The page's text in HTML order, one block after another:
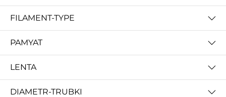
Not Found Filters1
Not Found Filters2
FILAMENT-TYPE
PAMYAT
LENTA
DIAMETR-TRUBKI